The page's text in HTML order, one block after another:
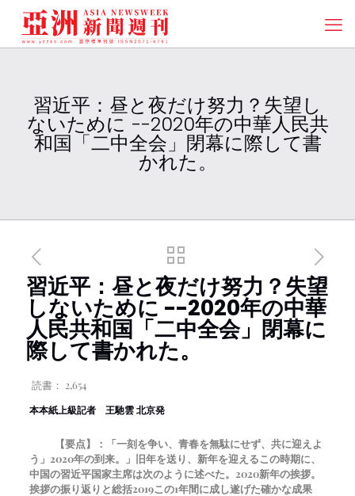
習近平：昼と夜だけ努力？失望し
ないために --2020年の中華人民共
和国「二中全会」閉幕に際して書
かれた。
習近平：昼と夜だけ努力？失望
しないために --2020年の中華
人民共和国「二中全会」閉幕に
際して書かれた。
読書： 2,654
本本紙上級記者 王馳雲北京発
【要点】：「一刻を争い、青春を無駄にせず、共に迎えよ
う」 2020年の到来。」旧年を送り、新年を迎えるこの時期に、
中国の習近平国家主席は次のように述べた。 2020新年の挨拶。
挨拶の振り返りと総括2019この1年間に成し遂げた確かな成果